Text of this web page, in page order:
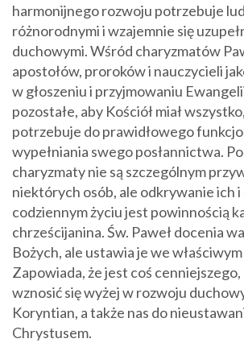
harmonijnego rozwoju potrzebuje
różnorodnymi i wzajemnie się
duchowymi. Wśród charyzmatów
apostołów, proroków i nauczycieli
w głoszeniu i przyjmowaniu
pozostałe, aby Kościół miał
potrzebuje do prawidłowego
wypełniania swego posłannictwa.
charyzmaty nie są szczególnym
niektórych osób, ale odkrywanie ich
codziennym życiu jest powinnością
chrześcijanina. Św. Paweł docenia
Bożych, ale ustawia je we
Zapowiada, że jest coś cenniejszego,
wznosić się wyżej w rozwoju
Koryntian, a także nas do
Chrystusem.